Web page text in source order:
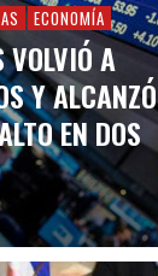
ECONOMÍA
VOLVIÓ A
Y ALCANZÓ
EN DOS